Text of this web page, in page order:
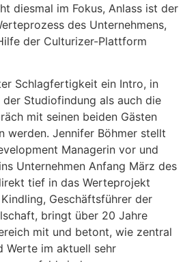
diesmal im Fokus, Anlass ist der
des Unternehmens,
der Culturizer-Plattform
Schlagfertigkeit ein Intro, in
Studiofindung als auch die
mit seinen beiden Gästen
werden. Jennifer Böhmer stellt
Managerin vor und
Unternehmen Anfang März des
tief in das Werteprojekt
Geschäftsführer der
bringt über 20 Jahre
mit und betont, wie zentral
Werte im aktuell sehr